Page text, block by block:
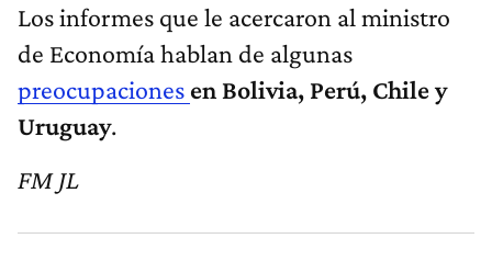
Los informes que le acercaron al ministro
de Economía hablan de algunas
preocupaciones en Bolivia, Perú, Chile y
Uruguay.
FM JL